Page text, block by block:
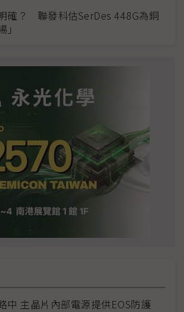
確？ 聯發科估SerDes 448G為銅
中 主晶片內部電源提供EOS防護